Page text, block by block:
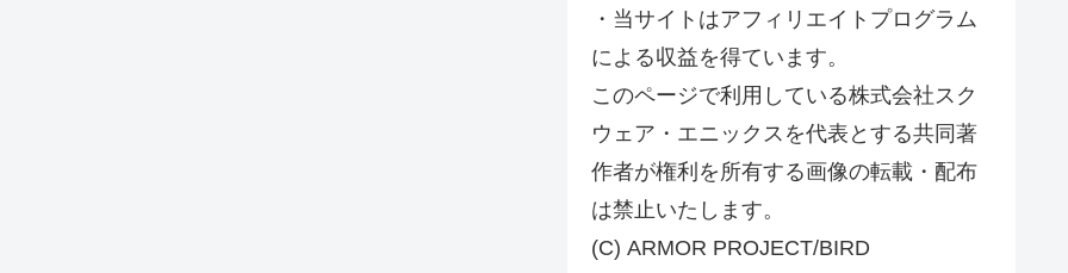
・当サイトはアフィリエイトプログラム
による収益を得ています。
このページで利用している株式会社スク
ウェア・エニックスを代表とする共同著
作者が権利を所有する画像の転載・配布
は禁止いたします。
(C) ARMOR PROJECT/BIRD